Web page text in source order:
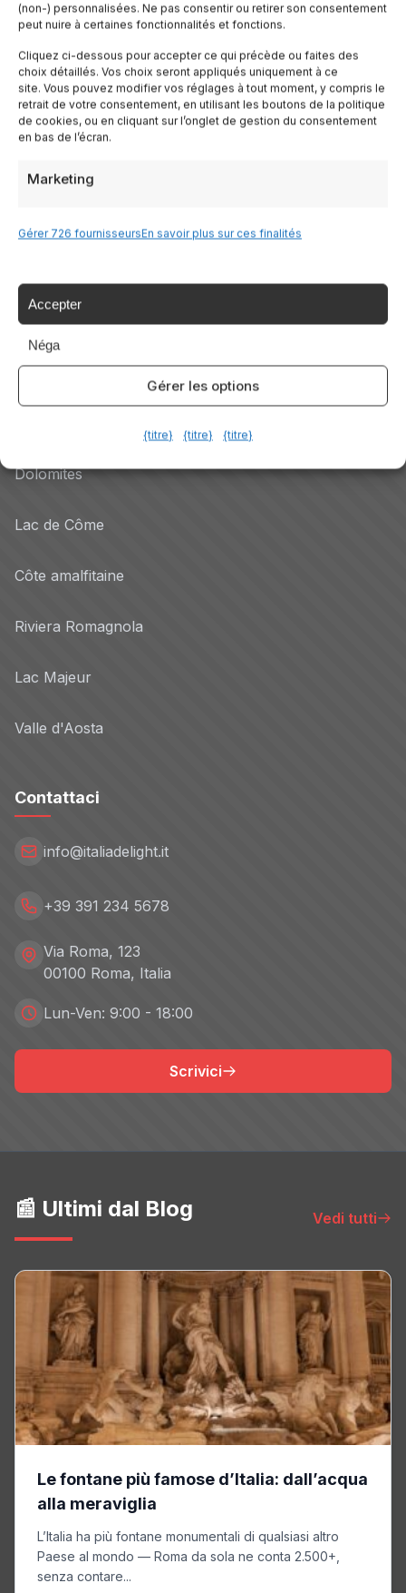
(non-) personnalisées. Ne pas consentir ou retirer son consentement
peut nuire à certaines fonctionnalités et fonctions.
Cliquez ci-dessous pour accepter ce qui précède ou faites des
choix détaillés. Vos choix seront appliqués uniquement à ce
site. Vous pouvez modifier vos réglages à tout moment, y compris le
retrait de votre consentement, en utilisant les boutons de la politique
de cookies, ou en cliquant sur l’onglet de gestion du consentement
en bas de l’écran.
Marketing
Gérer 726 fournisseursEn savoir plus sur ces finalités
Accepter
Néga
Gérer les options
{titre} {titre} {titre}
Trentin
Tutte le Regioni →
Destinazioni
Dolomites
Lac de Côme
Côte amalfitaine
Riviera Romagnola
Lac Majeur
Valle d'Aosta
Contattaci
info@italiadelight.it
+39 391 234 5678
Via Roma, 123
00100 Roma, Italia
Lun-Ven: 9:00 - 18:00
Scrivici
📰 Ultimi dal Blog Vedi tutti
Le fontane più famose d’Italia: dall’acqua
alla meraviglia
L’Italia ha più fontane monumentali di qualsiasi altro
Paese al mondo — Roma da sola ne conta 2.500+,
senza contare...